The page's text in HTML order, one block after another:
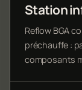
Station
Reflow BGA
préchauffe :
composants